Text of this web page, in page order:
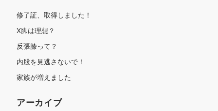
修了証、取得しました！
X脚は理想？
反張膝って？
内股を見逃さないで！
家族が増えました
アーカイブ